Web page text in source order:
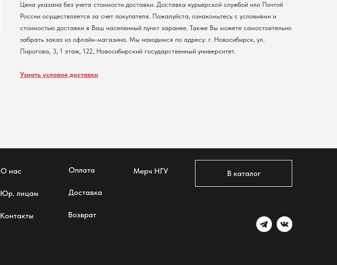
Цена указана без учета стоимости доставки. Доставка курьерской службой или Почтой
России осуществляется за счет покупателя. Пожалуйста, ознакомьтесь с условиями и
стоимостью доставки в Ваш населенный пункт заранее. Также Вы можете самостоятельно
забрать заказ из офлайн-магазина. Мы находимся по адресу: г. Новосибирск, ул.
Пирогова, 3, 1 этаж, 122, Новосибирский государственный университет.
Узнать условия доставки
В каталог
О нас
Юр. лицам
Оплата
Доставка
Возврат
Контакты
Мерч НГУ